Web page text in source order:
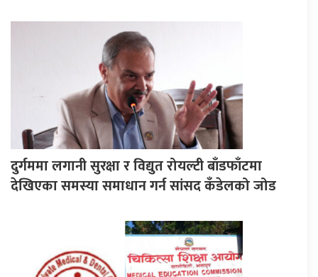
दुर्गममा लगानी सुरक्षा र विद्युत रोयल्टी बाँडफाँटमा
देखिएका समस्या समाधान गर्न सांसद कँडेलको जोड